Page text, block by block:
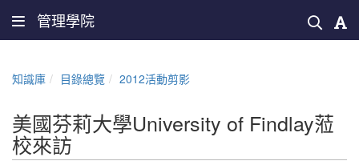
管理學院
知識庫 目錄總覽 2012活動剪影
美國芬莉大學University of Findlay蒞
校來訪